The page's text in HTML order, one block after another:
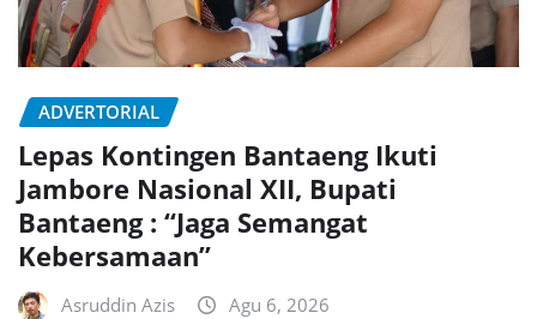
ADVERTORIAL
Lepas Kontingen Bantaeng Ikuti
Jambore Nasional XII, Bupati
Bantaeng : “Jaga Semangat
Kebersamaan”
Asruddin Azis Agu 6, 2026